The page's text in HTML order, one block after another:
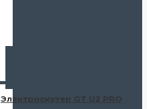
Электроскутер GT U2 PRO